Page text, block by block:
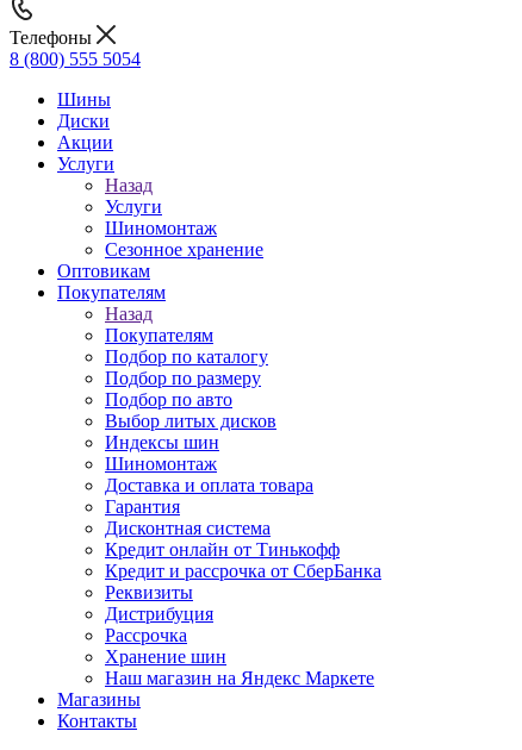
Телефоны
8 (800) 555 5054
Шины
Диски
Акции
Услуги
Назад
Услуги
Шиномонтаж
Сезонное хранение
Оптовикам
Покупателям
Назад
Покупателям
Подбор по каталогу
Подбор по размеру
Подбор по авто
Выбор литых дисков
Индексы шин
Шиномонтаж
Доставка и оплата товара
Гарантия
Дисконтная система
Кредит онлайн от Тинькофф
Кредит и рассрочка от СберБанка
Реквизиты
Дистрибуция
Рассрочка
Хранение шин
Наш магазин на Яндекс Маркете
Магазины
Контакты